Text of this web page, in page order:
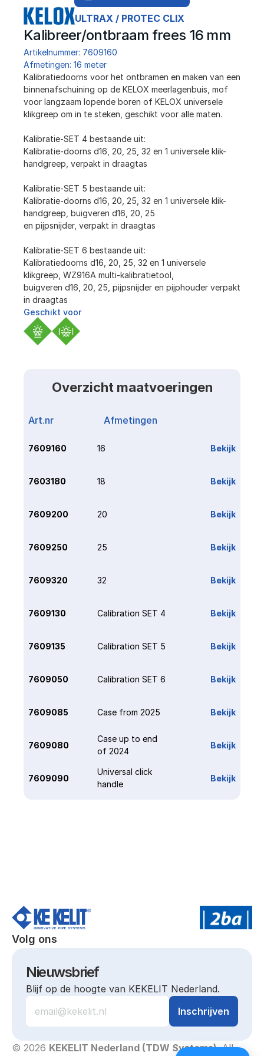
ULTRAX / PROTEC CLIX
Kalibreer/ontbraam frees 16 mm
Artikelnummer: 7609160
Afmetingen: 16 meter
﻿Kalibratiedoorns voor het ontbramen en maken van een
binnenafschuining op de KELOX meerlagenbuis, mof
voor langzaam lopende boren of KELOX universele
klikgreep om in te steken, geschikt voor alle maten.
Kalibratie-SET 4 bestaande uit:
Kalibratie-doorns d16, 20, 25, 32 en 1 universele klik-
handgreep, verpakt in draagtas
Kalibratie-SET 5 bestaande uit:
Kalibratie-doorns d16, 20, 25, 32 en 1 universele klik-
handgreep, buigveren d16, 20, 25
en pijpsnijder, verpakt in draagtas
Kalibratie-SET 6 bestaande uit:
Kalibratiedoorns d16, 20, 25, 32 en 1 universele
klikgreep, WZ916A multi-kalibratietool,
buigveren d16, 20, 25, pijpsnijder en pijphouder verpakt
in draagtas
Geschikt voor
Overzicht maatvoeringen
Art.nr Afmetingen
7609160 16 Bekijk
7603180 18 Bekijk
7609200 20 Bekijk
7609250 25 Bekijk
7609320 32 Bekijk
7609130 Calibration SET 4 Bekijk
7609135 Calibration SET 5 Bekijk
7609050 Calibration SET 6 Bekijk
7609085 Case from 2025 Bekijk
7609080
Case up to end
of 2024
Bekijk
7609090
Universal click
handle
Bekijk
Volg ons
Nieuwsbrief
Blijf op de hoogte van KEKELIT Nederland.
© 2026 KEKELIT Nederland (TDW Systems). All